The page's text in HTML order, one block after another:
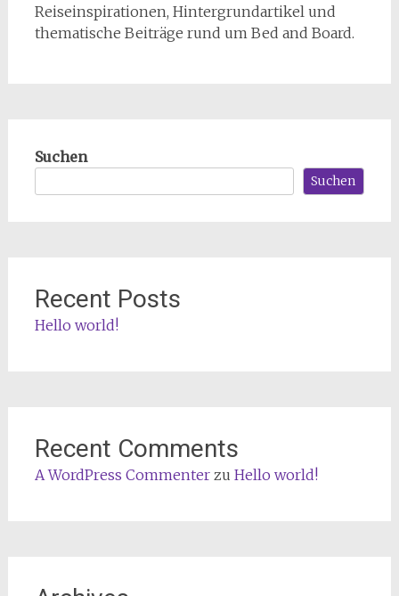
Reiseinspirationen, Hintergrundartikel und
thematische Beiträge rund um Bed and Board.
Suchen
Suchen
Recent Posts
Hello world!
Recent Comments
A WordPress Commenterzu Hello world!